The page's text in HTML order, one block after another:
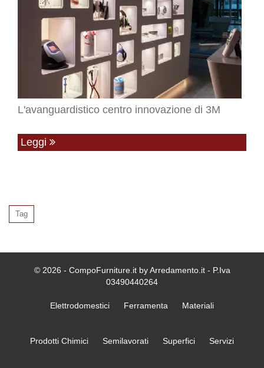
L'avanguardistico centro innovazione di 3M
Leggi
Tag
© 2026 - CompoFurniture.it by Arredamento.it - P.Iva
03490440264
Elettrodomestici Ferramenta Materiali
Prodotti Chimici Semilavorati Superfici Servizi